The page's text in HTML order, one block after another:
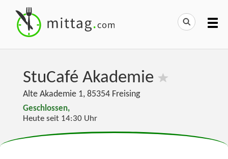
StuCafé Akademie
Alte Akademie 1, 85354 Freising
Geschlossen,
Heute seit 14:30 Uhr